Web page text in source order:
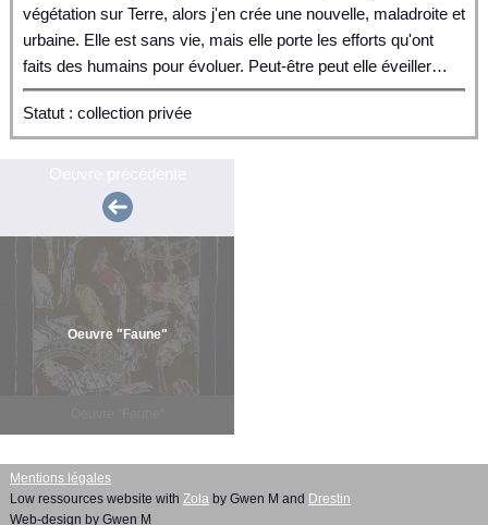
végétation sur Terre, alors j'en crée une nouvelle, maladroite et
urbaine. Elle est sans vie, mais elle porte les efforts qu'ont
faits des humains pour évoluer. Peut-être peut elle éveiller…
Statut : collection privée
Oeuvre "Faune"
Mentions légales
Low ressources website with Zolaby Gwen M and Drestin
Web-design by Gwen M